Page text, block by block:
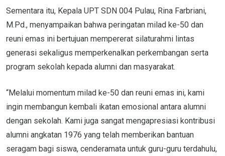
Sementara itu, Kepala UPT SDN 004 Pulau, Rina Farbriani,
M.Pd., menyampaikan bahwa peringatan milad ke-50 dan
reuni emas ini bertujuan mempererat silaturahmi lintas
generasi sekaligus memperkenalkan perkembangan serta
program sekolah kepada alumni dan masyarakat.
“Melalui momentum milad ke-50 dan reuni emas ini, kami
ingin membangun kembali ikatan emosional antara alumni
dengan sekolah. Kami juga sangat mengapresiasi kontribusi
alumni angkatan 1976 yang telah memberikan bantuan
seragam bagi siswa, cenderamata untuk guru-guru terdahulu,